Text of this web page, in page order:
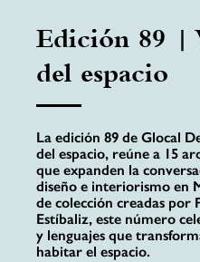
Edición 89 |
del espacio
La edición 89 de Glocal
del espacio, reúne a 15
que expanden la
diseño e interiorismo en
de colección creadas por
Estíbaliz, este número
y lenguajes que
habitar el espacio.